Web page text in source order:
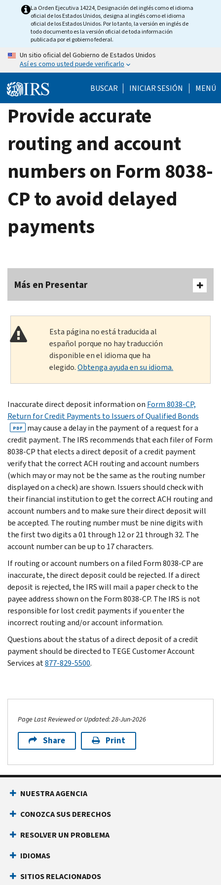
La Orden Ejecutiva 14224, Designación del inglés como el idioma
oficial de los Estados Unidos, designa al inglés como el idioma
oficial de los Estados Unidos. Por lo tanto, la versión en inglés de
todo documento es la versión oficial de toda información
publicada por el gobierno federal.
Un sitio oficial del Gobierno de Estados Unidos
Así es como usted puede verificarlo
BUSCAR INICIAR SESIÓN MENÚ
Provide accurate
routing and account
numbers on Form 8038-
CP to avoid delayed
payments
Más en Presentar
Esta página no está traducida al
español porque no hay traducción
disponible en el idioma que ha
elegido.Obtenga ayuda en su idioma.
Inaccurate direct deposit information on Form 8038-CP,
Return for Credit Payments to Issuers of Qualified Bonds
PDF
may cause a delay in the payment of a request for a
credit payment. The IRS recommends that each filer of Form
8038-CP that elects a direct deposit of a credit payment
verify that the correct ACH routing and account numbers
(which may or may not be the same as the routing number
displayed on a check) are shown. Issuers should check with
their financial institution to get the correct ACH routing and
account numbers and to make sure their direct deposit will
be accepted. The routing number must be nine digits with
the first two digits a 01 through 12 or 21 through 32. The
account number can be up to 17 characters.
If routing or account numbers on a filed Form 8038-CP are
inaccurate, the direct deposit could be rejected. If a direct
deposit is rejected, the IRS will mail a paper check to the
payee address shown on the Form 8038-CP. The IRS is not
responsible for lost credit payments if you enter the
incorrect routing and/or account information.
Questions about the status of a direct deposit of a credit
payment should be directed to TEGE Customer Account
Services at877-829-5500.
Page Last Reviewed or Updated: 28-Jun-2026
Share Print
NUESTRA AGENCIA
CONOZCA SUS DERECHOS
RESOLVER UN PROBLEMA
IDIOMAS
SITIOS RELACIONADOS